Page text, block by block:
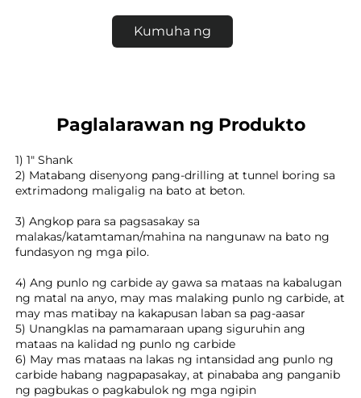
Kumuha ng
Paglalarawan ng Produkto
1) 1" Shank
2) Matabang disenyong pang-drilling at tunnel boring sa
extrimadong maligalig na bato at beton.
3) Angkop para sa pagsasakay sa
malakas/katamtaman/mahina na nangunaw na bato ng
fundasyon ng mga pilo.
4) Ang punlo ng carbide ay gawa sa mataas na kabalugan
ng matal na anyo, may mas malaking punlo ng carbide, at
may mas matibay na kakapusan laban sa pag-aasar
5) Unangklas na pamamaraan upang siguruhin ang
mataas na kalidad ng punlo ng carbide
6) May mas mataas na lakas ng intansidad ang punlo ng
carbide habang nagpapasakay, at pinababa ang panganib
ng pagbukas o pagkabulok ng mga ngipin